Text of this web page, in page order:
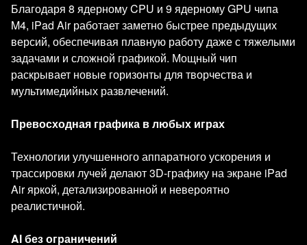
Благодаря 8 ядерному CPU и 9 ядерному GPU чипа
M4, iPad Air работает заметно быстрее предыдущих
версий, обеспечивая плавную работу даже с тяжелыми
задачами и сложной графикой. Мощный чип
раскрывает новые горизонты для творчества и
мультимедийных развлечений.
Превосходная графика в любых играх
Технологии улучшенного аппаратного ускорения и
трассировки лучей делают 3D-графику на экране iPad
Air яркой, детализированной и невероятно
реалистичной.
AI без ограничений